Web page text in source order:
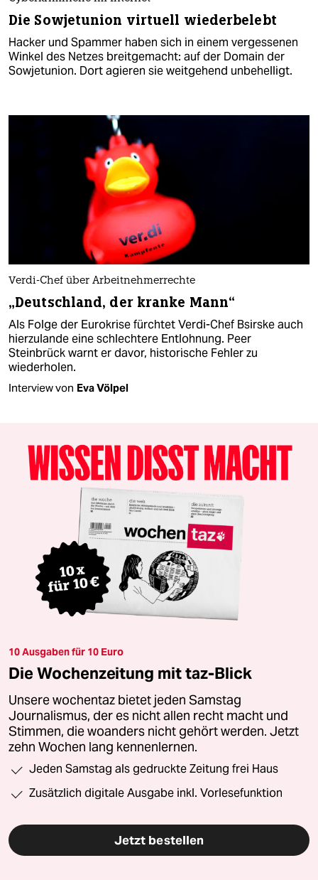
Die Sowjetunion virtuell wiederbelebt
Hacker und Spammer haben sich in einem vergessenen
Winkel des Netzes breitgemacht: auf der Domain der
Sowjetunion. Dort agieren sie weitgehend unbehelligt.
Verdi-Chef über Arbeitnehmerrechte
„Deutschland, der kranke Mann“
Als Folge der Eurokrise fürchtet Verdi-Chef Bsirske auch
hierzulande eine schlechtere Entlohnung. Peer
Steinbrück warnt er davor, historische Fehler zu
wiederholen.
Interview von Eva Völpel
10 Ausgaben für 10 Euro
Die Wochenzeitung mit taz-Blick
Unsere wochentaz bietet jeden Samstag
Journalismus, der es nicht allen recht macht und
Stimmen, die woanders nicht gehört werden. Jetzt
zehn Wochen lang kennenlernen.
Jeden Samstag als gedruckte Zeitung frei Haus
Zusätzlich digitale Ausgabe inkl. Vorlesefunktion
Jetzt bestellen